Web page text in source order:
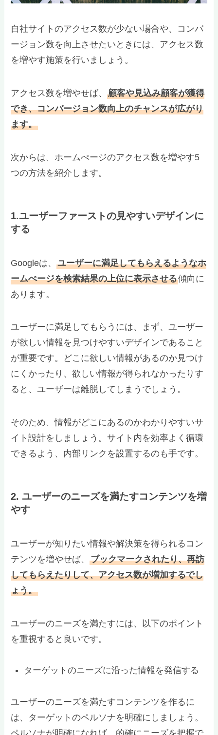
自社サイトのアクセス数が少ない場合や、コンバ
ージョン数を向上させたいときには、アクセス数
を増やす施策を行いましょう。
アクセス数を増やせば、顧客や見込み顧客が獲得
でき、コンバージョン数向上のチャンスが広がり
ます。
次からは、ホームぺージのアクセス数を増やす5
つの方法を紹介します。
1.ユーザーファーストの見やすいデザインに
する
Googleは、ユーザーに満足してもらえるようなホ
ームぺージを検索結果の上位に表示させる傾向に
あります。
ユーザーに満足してもらうには、まず、ユーザー
が欲しい情報を見つけやすいデザインであること
が重要です。どこに欲しい情報があるのか見つけ
にくかったり、欲しい情報が得られなかったりす
ると、ユーザーは離脱してしまうでしょう。
そのため、情報がどこにあるのかわかりやすいサ
イト設計をしましょう。サイト内を効率よく循環
できるよう、内部リンクを設置するのも手です。
2. ユーザーのニーズを満たすコンテンツを増
やす
ユーザーが知りたい情報や解決策を得られるコン
テンツを増やせば、ブックマークされたり、再訪
してもらえたりして、アクセス数が増加するでし
ょう。
ユーザーのニーズを満たすには、以下のポイント
を重視すると良いです。
ターゲットのニーズに沿った情報を発信する
ユーザーのニーズを満たすコンテンツを作るに
は、ターゲットのペルソナを明確にしましょう。